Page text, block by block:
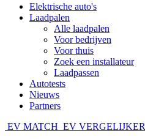
Elektrische auto's
Laadpalen
Alle laadpalen
Voor bedrijven
Voor thuis
Zoek een installateur
Laadpassen
Autotests
Nieuws
Partners
EV MATCH EV VERGELIJKER